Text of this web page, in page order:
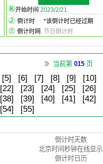
开始时间 2023/2/21
倒计时
*该倒计时已经过期
倒计时网
节日倒计时
当前第 015 页
[5] [6] [7] [8] [9] [10]
[22] [23] [24] [25] [26]
[38] [39] [40] [41] [42]
[54] [55]
倒计时天数
北京时间秒钟在线显示
倒计时日历